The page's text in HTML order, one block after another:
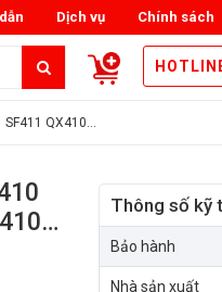
Chính sách
Dịch vụ
SF411 QX410…
Thông số kỹ
Bảo hành
Nhà sản xuất